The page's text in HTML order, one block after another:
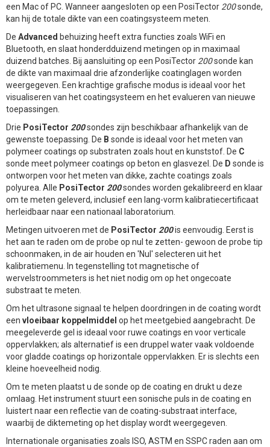
een Mac of PC. Wanneer aangesloten op een PosiTector 200sonde,
kan hij de totale dikte van een coatingsysteem meten.
De Advanced behuizing heeft extra functies zoals WiFi en
Bluetooth, en slaat honderdduizend metingen op in maximaal
duizend batches. Bij aansluiting op een PosiTector 200sonde kan
de dikte van maximaal drie afzonderlijke coatinglagen worden
weergegeven. Een krachtige grafische modus is ideaal voor het
visualiseren van het coatingsysteem en het evalueren van nieuwe
toepassingen.
Drie PosiTector 200sondes zijn beschikbaar afhankelijk van de
gewenste toepassing. De B sonde is ideaal voor het meten van
polymeer coatings op substraten zoals hout en kunststof. De C
sonde meet polymeer coatings op beton en glasvezel. De D sonde is
ontworpen voor het meten van dikke, zachte coatings zoals
polyurea. Alle PosiTector 200sondes worden gekalibreerd en klaar
om te meten geleverd, inclusief een lang-vorm kalibratiecertificaat
herleidbaar naar een nationaal laboratorium.
Metingen uitvoeren met de PosiTector 200is eenvoudig. Eerst is
het aan te raden om de probe op nul te zetten- gewoon de probe tip
schoonmaken, in de air houden en 'Nul' selecteren uit het
kalibratiemenu. In tegenstelling tot magnetische of
wervelstroommeters is het niet nodig om op het ongecoate
substraat te meten.
Om het ultrasone signaal te helpen doordringen in de coating wordt
een vloeibaar koppelmiddel op het meetgebied aangebracht. De
meegeleverde gel is ideaal voor ruwe coatings en voor verticale
oppervlakken; als alternatief is een druppel water vaak voldoende
voor gladde coatings op horizontale oppervlakken. Er is slechts een
kleine hoeveelheid nodig.
Om te meten plaatst u de sonde op de coating en drukt u deze
omlaag. Het instrument stuurt een sonische puls in de coating en
luistert naar een reflectie van de coating-substraat interface,
waarbij de diktemeting op het display wordt weergegeven.
Internationale organisaties zoals ISO, ASTM en SSPC raden aan om